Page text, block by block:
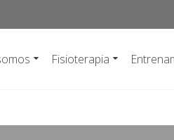
y
osteopatas en Baracaldo.
Fisioterapia